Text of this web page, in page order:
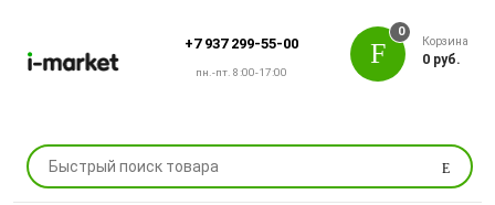
+7 937 299-55-00
пн.-пт. 8:00-17:00
Поиск
0
Корзина
0 руб.